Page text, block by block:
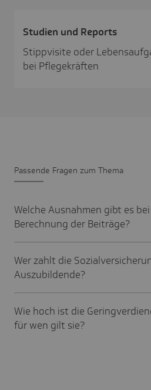
Studien und Reports
Stippvisite oder
bei Pflegekräften
Passende Fragen zum Thema
Welche Ausnahmen gibt es
Berechnung der Beiträge?
Wer zahlt die
Auszubildende?
Wie hoch ist die
für wen gilt sie?